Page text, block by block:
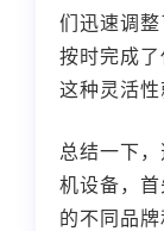
们迅速调
按时完成了
这种灵活
总结一下
机设备，
的不同品